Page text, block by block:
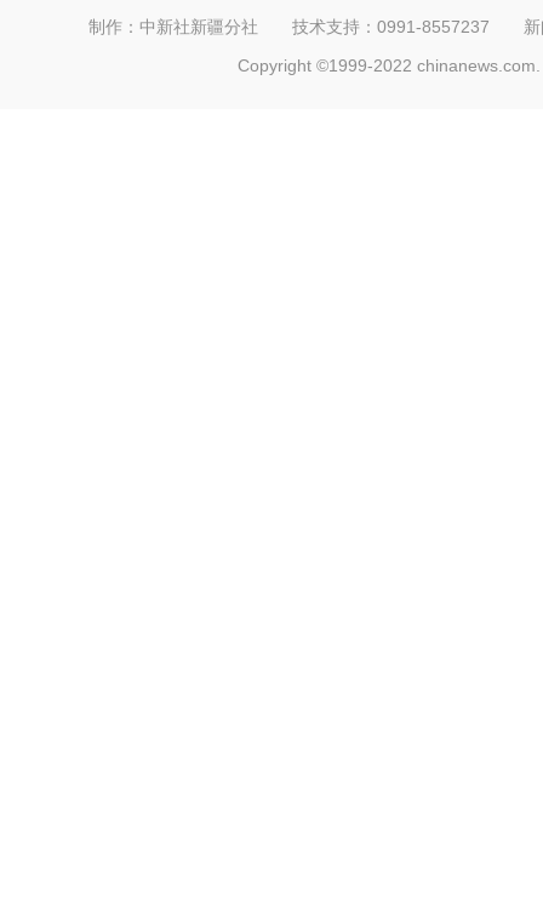
制作：中新社新疆分社 技术支持：0991-8557237
Copyright ©1999-2022